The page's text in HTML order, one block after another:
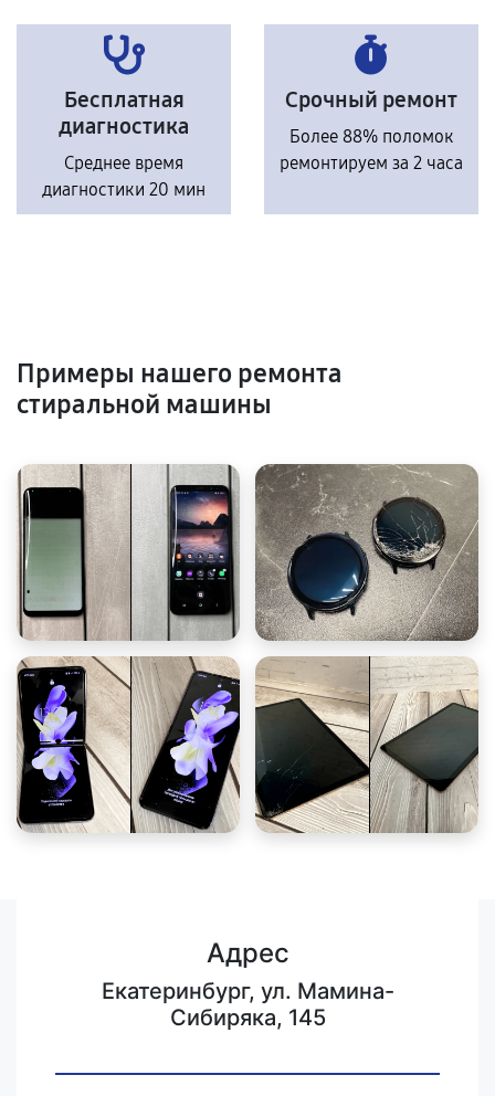
Бесплатная
диагностика
Среднее время
диагностики 20 мин
Срочный ремонт
Более 88% поломок
ремонтируем за 2 часа
Примеры нашего ремонта
стиральной машины
Адрес
Екатеринбург, ул. Мамина-
Сибиряка, 145